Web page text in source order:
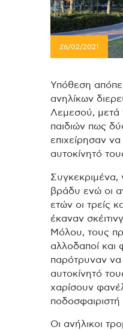
26/02/2021
Υπόθεση
ανηλίκων
Λεμεσού, μετά
παιδιών πως
επιχείρησαν
αυτοκίνητό
Συγκεκριμένα,
βράδυ ενώ οι
ετών οι τρείς
έκαναν
Μόλου, τους
αλλοδαποί και
παρότρυναν
αυτοκίνητό
χαρίσουν
ποδοσφαιριστή
Οι ανήλικοι